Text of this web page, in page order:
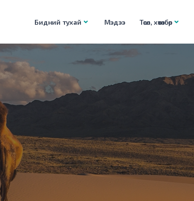
Бидний тухай Мэдээ Төсөл, хөтөлбөр